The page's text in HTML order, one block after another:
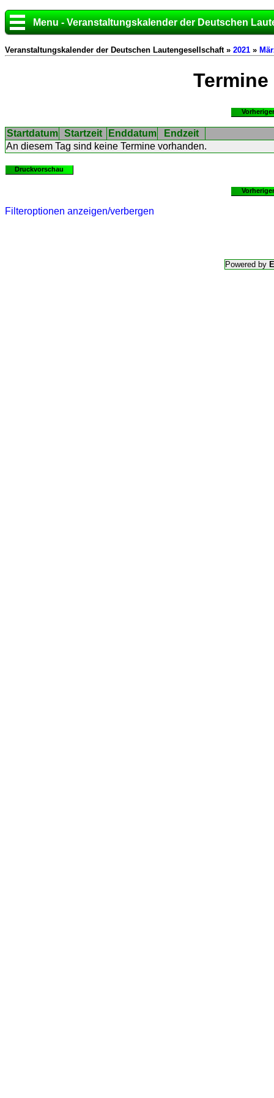
Menu - Veranstaltungskalender der Deutschen
Veranstaltungskalender der Deutschen Lautengesellschaft » 2021 »
Termine
Startdatum Startzeit Enddatum
Endzeit
An diesem Tag sind keine Termine vorhanden.
Druckvorschau
Filteroptionen anzeigen/verbergen
Powered by